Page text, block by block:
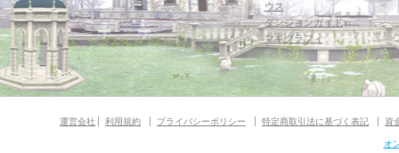
ウス
ダンジョンガイド
マギグラフィ
運営会社 利用規約 プライバシーポリシー 特定商取引法に基づく表記 資
オ